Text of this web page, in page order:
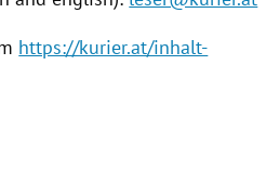
https://kurier.at/inhalt-